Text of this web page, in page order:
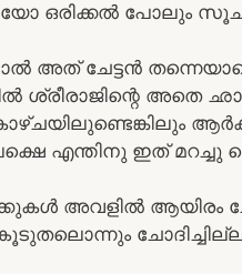
ഒരിക്കൽ പോലും
അത് ചേട്ടൻ
ശ്രീരാജിന്റെ അതെ
എന്തിനു ഇത് മറച്ചു
അവളിൽ ആയിരം